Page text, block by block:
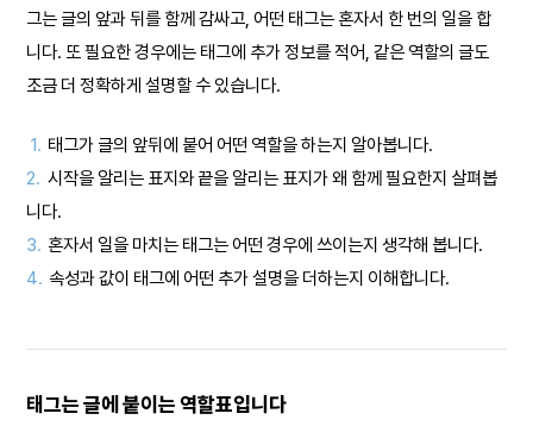
그는 글의 앞과 뒤를 함께 감싸고, 어떤 태그는 혼자서 한 번의 일을 합
니다. 또 필요한 경우에는 태그에 추가 정보를 적어, 같은 역할의 글도
조금 더 정확하게 설명할 수 있습니다.
1. 태그가 글의 앞뒤에 붙어 어떤 역할을 하는지 알아봅니다.
2. 시작을 알리는 표지와 끝을 알리는 표지가 왜 함께 필요한지 살펴봅
니다.
3. 혼자서 일을 마치는 태그는 어떤 경우에 쓰이는지 생각해 봅니다.
4. 속성과 값이 태그에 어떤 추가 설명을 더하는지 이해합니다.
태그는 글에 붙이는 역할표입니다